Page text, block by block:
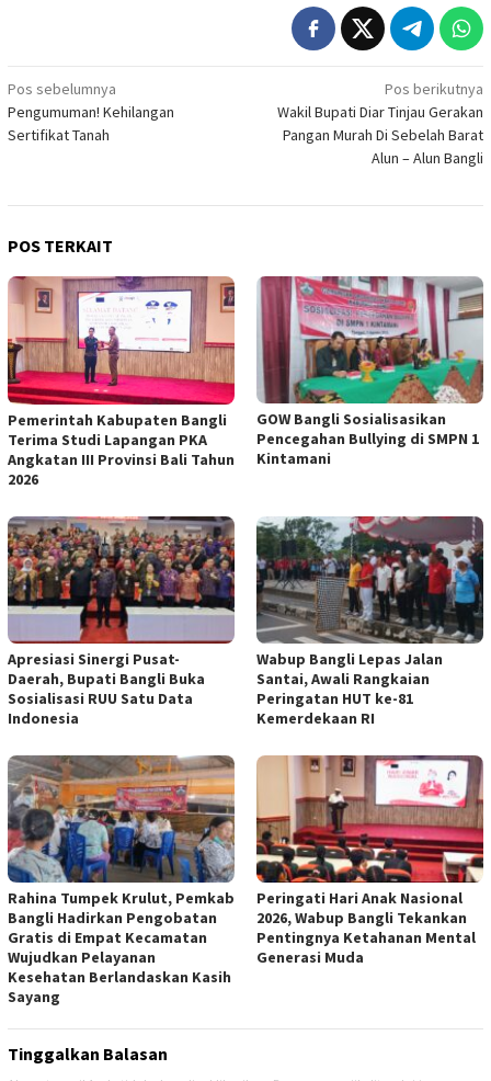
Navigasi
pos
Pos sebelumnya
Pengumuman! Kehilangan
Sertifikat Tanah
Pos berikutnya
Wakil Bupati Diar Tinjau Gerakan
Pangan Murah Di Sebelah Barat
Alun – Alun Bangli
POS TERKAIT
Pemerintah Kabupaten Bangli
Terima Studi Lapangan PKA
Angkatan III Provinsi Bali Tahun
2026
GOW Bangli Sosialisasikan
Pencegahan Bullying di SMPN 1
Kintamani
Apresiasi Sinergi Pusat-
Daerah, Bupati Bangli Buka
Sosialisasi RUU Satu Data
Indonesia
Wabup Bangli Lepas Jalan
Santai, Awali Rangkaian
Peringatan HUT ke-81
Kemerdekaan RI
Rahina Tumpek Krulut, Pemkab
Bangli Hadirkan Pengobatan
Gratis di Empat Kecamatan
Wujudkan Pelayanan
Kesehatan Berlandaskan Kasih
Sayang
Peringati Hari Anak Nasional
2026, Wabup Bangli Tekankan
Pentingnya Ketahanan Mental
Generasi Muda
Tinggalkan Balasan